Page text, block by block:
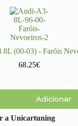
d
i
A
3
8
L
-
-
8L (00-03) - Faróis
68.25€
Adicionar
a Unicartuning